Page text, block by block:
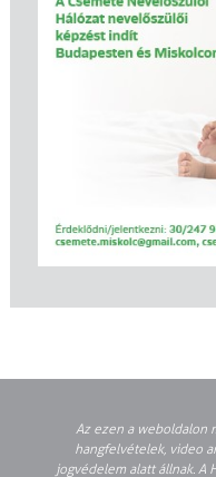
Az ezen a weboldalon
hangfelvételek, video
jogvédelem alatt állnak. A